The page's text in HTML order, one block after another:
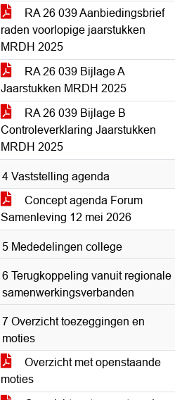
RA 26 039 Aanbiedingsbrief
raden voorlopige jaarstukken
MRDH 2025
RA 26 039 Bijlage A
Jaarstukken MRDH 2025
RA 26 039 Bijlage B
Controleverklaring Jaarstukken
MRDH 2025
4 Vaststelling agenda
Concept agenda Forum
Samenleving 12 mei 2026
5 Mededelingen college
6 Terugkoppeling vanuit regionale
samenwerkingsverbanden
7 Overzicht toezeggingen en
moties
Overzicht met openstaande
moties